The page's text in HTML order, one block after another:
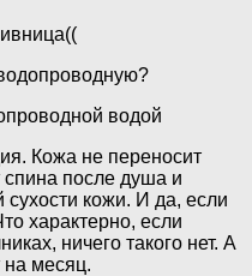
водой
Кожа не переносит
спина после душа и
кожи. И да, если
характерно, если
ничего такого нет. А
на месяц.